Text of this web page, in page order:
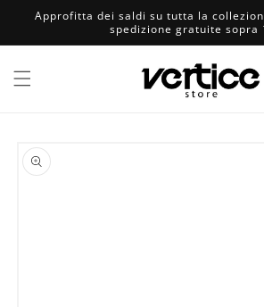
direttamente
Approfitta dei saldi su tutta la
spedizione gratuite sopra
informazioni
sul prodotto